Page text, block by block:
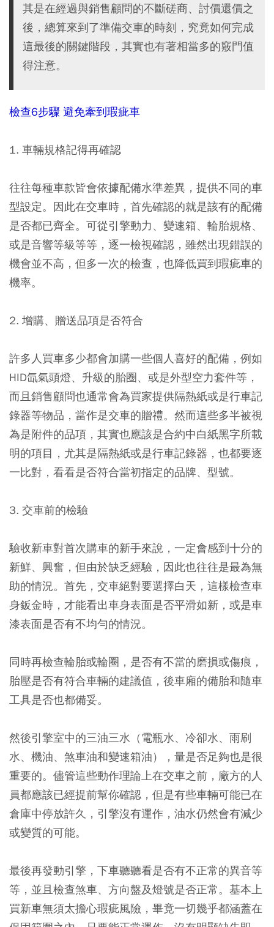
其是在經過與銷售顧問的不斷磋商、討價還價之
後，總算來到了準備交車的時刻，究竟如何完成
這最後的關鍵階段，其實也有著相當多的竅門值
得注意。
檢查6步驟 避免牽到瑕疵車
1. 車輛規格記得再確認
往往每種車款皆會依據配備水準差異，提供不同的車
型設定。因此在交車時，首先確認的就是該有的配備
是否都已齊全。可從引擎動力、變速箱、輪胎規格、
或是音響等級等等，逐一檢視確認，雖然出現錯誤的
機會並不高，但多一次的檢查，也降低買到瑕疵車的
機率。
2. 增購、贈送品項是否符合
許多人買車多少都會加購一些個人喜好的配備，例如
HID氙氣頭燈、升級的胎圈、或是外型空力套件等，
而且銷售顧問也通常會為買家提供隔熱紙或是行車記
錄器等物品，當作是交車的贈禮。然而這些多半被視
為是附件的品項，其實也應該是合約中白紙黑字所載
明的項目，尤其是隔熱紙或是行車記錄器，也都要逐
一比對，看看是否符合當初指定的品牌、型號。
3. 交車前的檢驗
驗收新車對首次購車的新手來說，一定會感到十分的
新鮮、興奮，但由於缺乏經驗，因此也往往是最為無
助的情況。首先，交車絕對要選擇白天，這樣檢查車
身鈑金時，才能看出車身表面是否平滑如新，或是車
漆表面是否有不均勻的情況。
同時再檢查輪胎或輪圈，是否有不當的磨損或傷痕，
胎壓是否有符合車輛的建議值，後車廂的備胎和隨車
工具是否也都備妥。
然後引擎室中的三油三水（電瓶水、冷卻水、雨刷
水、機油、煞車油和變速箱油），量是否足夠也是很
重要的。儘管這些動作理論上在交車之前，廠方的人
員都應該已經提前幫你確認，但是有些車輛可能已在
倉庫中停放許久，引擎沒有運作，油水仍然會有減少
或變質的可能。
最後再發動引擎，下車聽聽看是否有不正常的異音等
等，並且檢查煞車、方向盤及燈號是否正常。基本上
買新車無須太擔心瑕疵風險，畢竟一切幾乎都涵蓋在